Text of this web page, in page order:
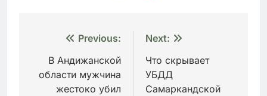
Навигация
записям
Previous:
В Андижанской
области мужчина
жестоко убил
Next:
Что скрывает
УБДД
Самаркандской